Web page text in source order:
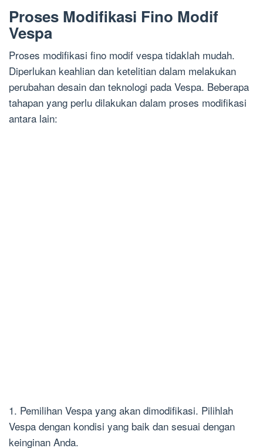
Proses Modifikasi Fino Modif
Vespa
Proses modifikasi fino modif vespa tidaklah mudah.
Diperlukan keahlian dan ketelitian dalam melakukan
perubahan desain dan teknologi pada Vespa. Beberapa
tahapan yang perlu dilakukan dalam proses modifikasi
antara lain:
1. Pemilihan Vespa yang akan dimodifikasi. Pilihlah
Vespa dengan kondisi yang baik dan sesuai dengan
keinginan Anda.